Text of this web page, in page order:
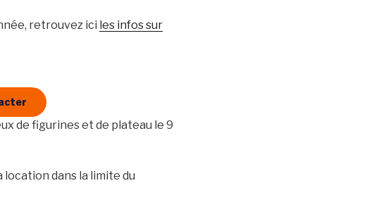
retrouvez ici les infos sur
de figurines et de plateau le 9
dans la limite du